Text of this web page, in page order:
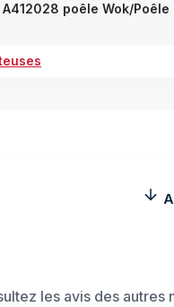
A412028 poêle Wok/
les avis des autres